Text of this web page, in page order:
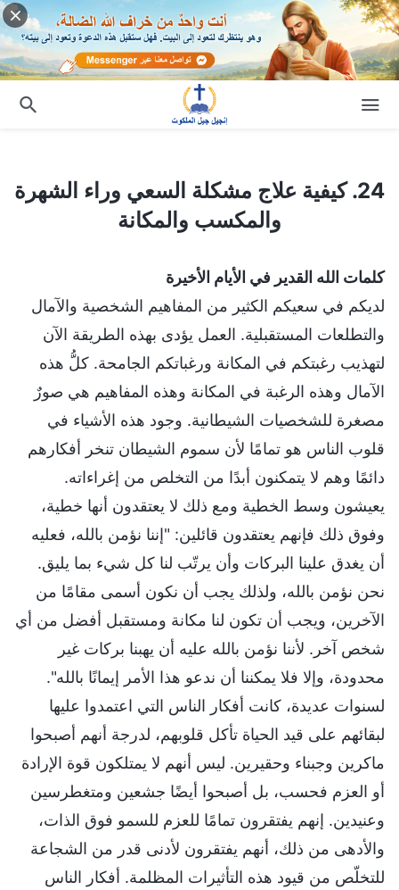
24. كيفية علاج مشكلة السعي وراء الشهرة
والمكسب والمكانة
كلمات الله القدير في الأيام الأخيرة
لديكم في سعيكم الكثير من المفاهيم الشخصية والآمال
والتطلعات المستقبلية. العمل يؤدى بهذه الطريقة الآن
لتهذيب رغبتكم في المكانة ورغباتكم الجامحة. كلُّ هذه
الآمال وهذه الرغبة في المكانة وهذه المفاهيم هي صورٌ
مصغرة للشخصيات الشيطانية. وجود هذه الأشياء في
قلوب الناس هو تمامًا لأن سموم الشيطان تنخر أفكارهم
دائمًا وهم لا يتمكنون أبدًا من التخلص من إغراءاته.
يعيشون وسط الخطية ومع ذلك لا يعتقدون أنها خطية،
وفوق ذلك فإنهم يعتقدون قائلين: "إننا نؤمن بالله، فعليه
أن يغدق علينا البركات وأن يرتّب لنا كل شيء بما يليق.
نحن نؤمن بالله، ولذلك يجب أن نكون أسمى مقامًا من
الآخرين، ويجب أن تكون لنا مكانة ومستقبل أفضل من أي
شخص آخر. لأننا نؤمن بالله عليه أن يهبنا بركات غير
محدودة، وإلا فلا يمكننا أن ندعو هذا الأمر إيمانًا بالله".
لسنوات عديدة، كانت أفكار الناس التي اعتمدوا عليها
لبقائهم على قيد الحياة تأكل قلوبهم، لدرجة أنهم أصبحوا
ماكرين وجبناء وحقيرين. ليس أنهم لا يمتلكون قوة الإرادة
أو العزم فحسب، بل أصبحوا أيضًا جشعين ومتغطرسين
وعنيدين. إنهم يفتقرون تمامًا للعزم للسمو فوق الذات،
والأدهى من ذلك، أنهم يفتقرون لأدنى قدر من الشجاعة
للتخلّص من قيود هذه التأثيرات المظلمة. أفكار الناس